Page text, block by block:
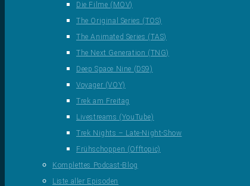
Die Filme (MOV)
The Original Series (TOS)
The Animated Series (TAS)
The Next Generation (TNG)
Deep Space Nine (DS9)
Voyager (VOY)
Trek am Freitag
Livestreams (YouTube)
Trek Nights – Late-Night-Show
Frühschoppen (Offtopic)
Komplettes Podcast-Blog
Liste aller Episoden